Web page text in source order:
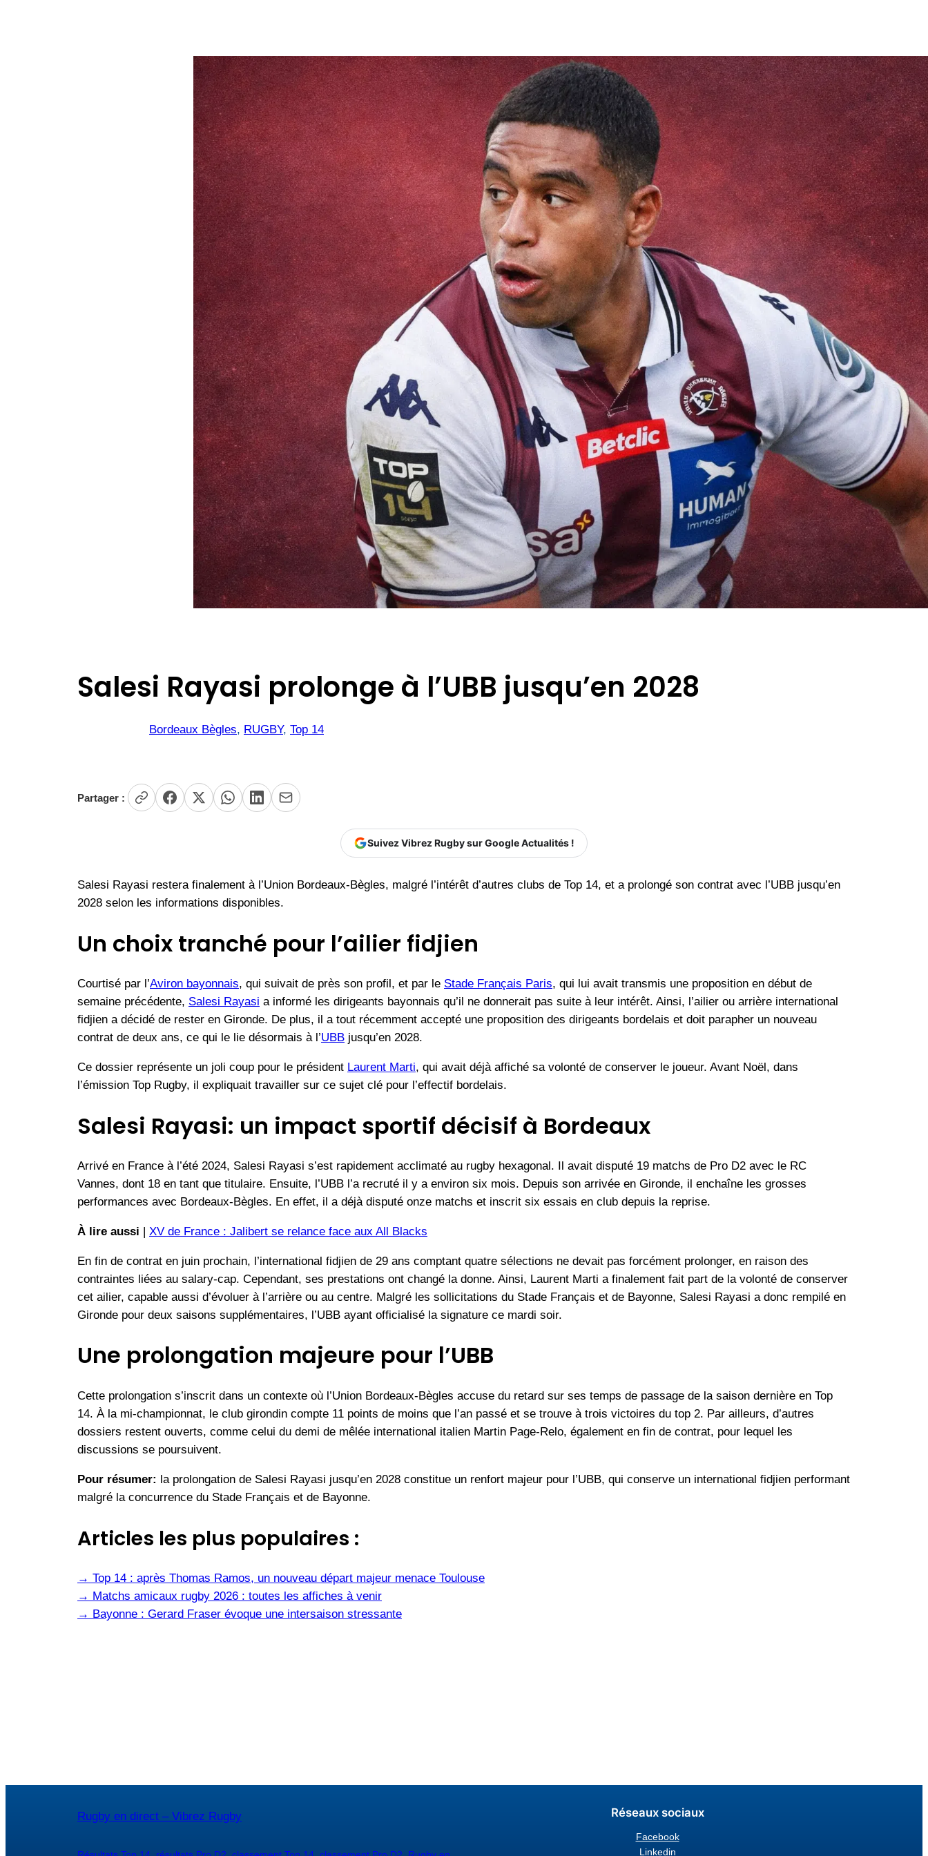
Salesi Rayasi prolonge à l’UBB jusqu’en 2028
Bordeaux Bègles, RUGBY, Top 14
Partager :
Suivez Vibrez Rugby sur Google Actualités !
Salesi Rayasi restera finalement à l’Union Bordeaux-Bègles, malgré l’intérêt d’autres clubs de Top 14, et a prolongé son contrat avec l’UBB jusqu’en
2028 selon les informations disponibles.
Un choix tranché pour l’ailier fidjien
Courtisé par l’Aviron bayonnais, qui suivait de près son profil, et par le Stade Français Paris, qui lui avait transmis une proposition en début de
semaine précédente, Salesi Rayasi a informé les dirigeants bayonnais qu’il ne donnerait pas suite à leur intérêt. Ainsi, l’ailier ou arrière international
fidjien a décidé de rester en Gironde. De plus, il a tout récemment accepté une proposition des dirigeants bordelais et doit parapher un nouveau
contrat de deux ans, ce qui le lie désormais à l’UBB jusqu’en 2028.
Ce dossier représente un joli coup pour le président Laurent Marti, qui avait déjà affiché sa volonté de conserver le joueur. Avant Noël, dans
l’émission Top Rugby, il expliquait travailler sur ce sujet clé pour l’effectif bordelais.
Salesi Rayasi: un impact sportif décisif à Bordeaux
Arrivé en France à l’été 2024, Salesi Rayasi s’est rapidement acclimaté au rugby hexagonal. Il avait disputé 19 matchs de Pro D2 avec le RC
Vannes, dont 18 en tant que titulaire. Ensuite, l’UBB l’a recruté il y a environ six mois. Depuis son arrivée en Gironde, il enchaîne les grosses
performances avec Bordeaux-Bègles. En effet, il a déjà disputé onze matchs et inscrit six essais en club depuis la reprise.
À lire aussi | XV de France : Jalibert se relance face aux All Blacks
En fin de contrat en juin prochain, l’international fidjien de 29 ans comptant quatre sélections ne devait pas forcément prolonger, en raison des
contraintes liées au salary-cap. Cependant, ses prestations ont changé la donne. Ainsi, Laurent Marti a finalement fait part de la volonté de conserver
cet ailier, capable aussi d’évoluer à l’arrière ou au centre. Malgré les sollicitations du Stade Français et de Bayonne, Salesi Rayasi a donc rempilé en
Gironde pour deux saisons supplémentaires, l’UBB ayant officialisé la signature ce mardi soir.
Une prolongation majeure pour l’UBB
Cette prolongation s’inscrit dans un contexte où l’Union Bordeaux-Bègles accuse du retard sur ses temps de passage de la saison dernière en Top
14. À la mi-championnat, le club girondin compte 11 points de moins que l’an passé et se trouve à trois victoires du top 2. Par ailleurs, d’autres
dossiers restent ouverts, comme celui du demi de mêlée international italien Martin Page-Relo, également en fin de contrat, pour lequel les
discussions se poursuivent.
Pour résumer: la prolongation de Salesi Rayasi jusqu’en 2028 constitue un renfort majeur pour l’UBB, qui conserve un international fidjien performant
malgré la concurrence du Stade Français et de Bayonne.
Articles les plus populaires :
→ Top 14 : après Thomas Ramos, un nouveau départ majeur menace Toulouse
→ Matchs amicaux rugby 2026 : toutes les affiches à venir
→ Bayonne : Gerard Fraser évoque une intersaison stressante
Rugby en direct – Vibrez Rugby Réseaux sociaux
Facebook
Linkedin